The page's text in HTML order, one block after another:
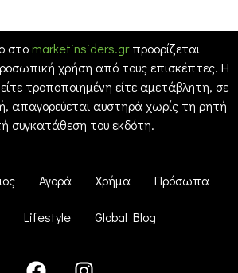
στοmarketinsiders.grπροορίζεται
χρήση από τους επισκέπτες. Η
τροποποιημένη είτε αμετάβλητη, σε
απαγορεύεται αυστηρά χωρίς τη ρητή
συγκατάθεση του εκδότη.
Αγορά Χρήμα Πρόσωπα
Lifestyle Global Blog